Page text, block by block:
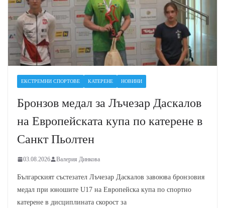
ЕКСТРЕМНИ СПОРТОВЕ КАТЕРЕНЕ НОВИНИ
Бронзов медал за Лъчезар Даскалов
на Европейската купа по катерене в
Санкт Пьолтен
03.08.2026 Валерия Динкова
Българският състезател Лъчезар Даскалов завоюва бронзовия
медал при юношите U17 на Европейска купа по спортно
катерене в дисциплината скорост за